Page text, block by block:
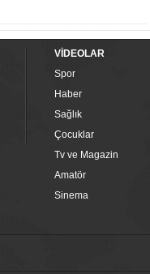
VİDEOLAR
Spor
Haber
Sağlık
Çocuklar
Tv ve Magazin
Amatör
Sinema